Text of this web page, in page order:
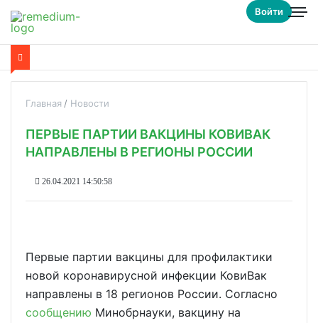
Войти
Главная Новости
ПЕРВЫЕ ПАРТИИ ВАКЦИНЫ КОВИВАК
НАПРАВЛЕНЫ В РЕГИОНЫ РОССИИ
26.04.2021 14:50:58
Первые партии вакцины для профилактики
новой коронавирусной инфекции КовиВак
направлены в 18 регионов России. Согласно
сообщению Минобрнауки, вакцину на